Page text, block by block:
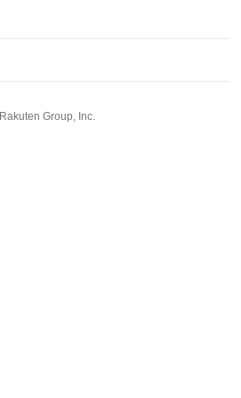
Rakuten Group, Inc.